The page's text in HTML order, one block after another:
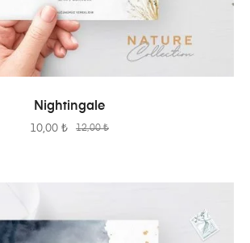
SEPETE EKLE
Nightingale
12,00₺
10,00 ₺